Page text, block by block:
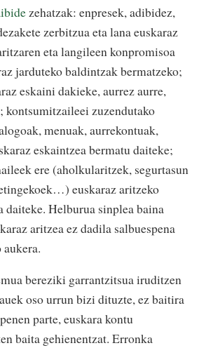
zehatzak: enpresek, adibidez,
zerbitzua eta lana euskaraz
eta langileen konpromisoa
jarduteko baldintzak bermatzeko;
eskaini dakieke, aurrez aurre,
kontsumitzaileei zuzendutako
menuak, aurrekontuak,
eskaintzea bermatu daiteke;
ere (aholkularitzek, segurtasun
euskaraz aritzeko
daiteke. Helburua sinplea baina
aritzea ez dadila salbuespena
bereziki garrantzitsua iruditzen
oso urrun bizi dituzte, ez baitira
parte, euskara kontu
baita gehienentzat. Erronka